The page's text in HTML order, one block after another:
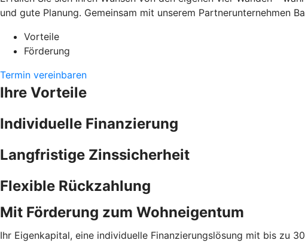
und gute Planung. Gemeinsam mit unserem Partnerunternehmen
Vorteile
Förderung
Termin vereinbaren
Ihre Vorteile
Individuelle Finanzierung
Langfristige Zinssicherheit
Flexible Rückzahlung
Mit Förderung zum Wohneigentum
Ihr Eigenkapital, eine individuelle Finanzierungslösung mit bis zu